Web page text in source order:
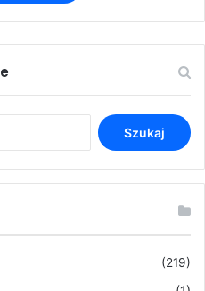
Szukaj
(219)